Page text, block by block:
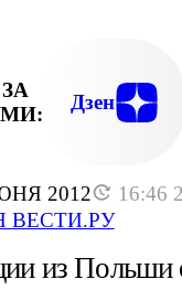
2012
16:46
ВЕСТИ.РУ
Дзен
из